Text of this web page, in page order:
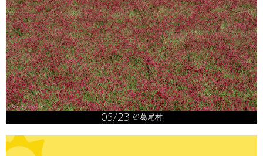
05/23 @葛尾村